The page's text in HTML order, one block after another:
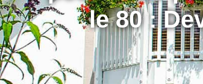
le 80 :